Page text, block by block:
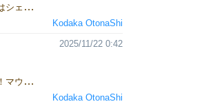
アクセスいただきありがとうございます！今回、Kodaka OtonaShiではシェアハウスで恋愛リアリティをしながら相関図を当てる正体隠匿パーティーゲームシェアリティをゲムマ2026春にて新発売します。 恐らく多くの人が一度は見たことがある恋リアを疑似体験できるゲームですが、内容に反してバチバチの対戦ゲームです。トークが主体のゲームですが、やろうと思えば戦術は無限にありますが、それだけでは勝敗が決まらないのがこのゲームの肝。最終的には気持ちを優先して自由気ままに生活してたプレイヤーが勝利するなど、番狂わせが大いに起こるパーティーゲームです。詳しいルールは公式HPにて公開しておりますので、是非チェックしてみてください。https://kosgm.com/sha-re-ality/また、以下予約フォームでも好評予約受付中です。5月23日土曜のみの出展となりますので、当日ブースでお待ちしております！https://forms.gle/tztXGznh4GpxavUE8
Kodaka OtonaShi
今回はマウントル、センシンク、ホステストの3商品を販売致します！マウントルは、実は地味に第二版となっており、本2025秋ゲムマ初日が初発売となります。初版と比べ、川柳が成立しやすいようカード構成の見直し、またマウントテーマの変更といった微調整を行っております。 当日は1分で分かるシリーズ動画を使って説明しますので、お時間を無駄にはさせません。軽い気持ちで商品を知りにブースへお立ち寄りくださいませ。
2025/11/22 0:42
Kodaka OtonaShi